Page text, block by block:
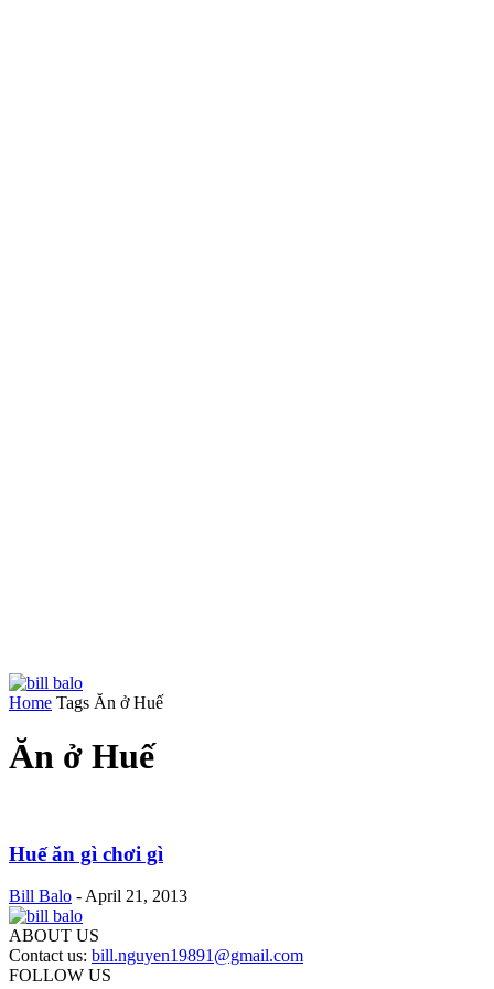
Home Tags Ăn ở Huế
Ăn ở Huế
Huế ăn gì chơi gì
Bill Balo - April 21, 2013
ABOUT US
Contact us: bill.nguyen19891@gmail.com
FOLLOW US